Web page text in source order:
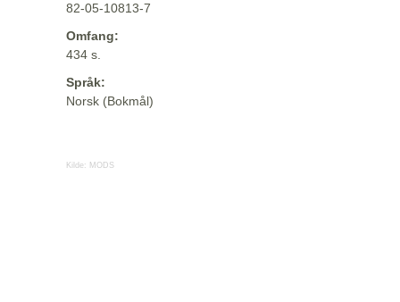
82-05-10813-7
Omfang:
434 s.
Språk:
Norsk (Bokmål)
Kilde: MODS